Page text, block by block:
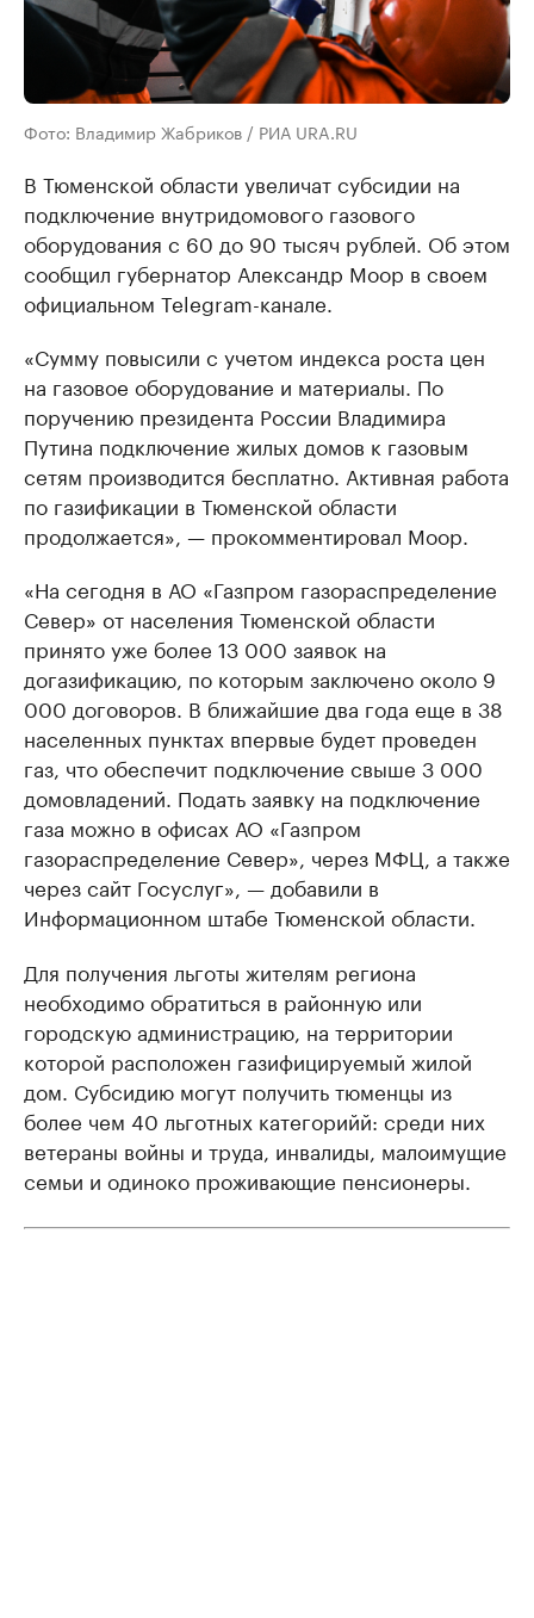
Фото: Владимир Жабриков / РИА URA.RU
В Тюменской области увеличат субсидии на
подключение внутридомового газового
оборудования с 60 до 90 тысяч рублей. Об этом
сообщил губернатор Александр Моор в своем
официальном Telegram-канале.
«Сумму повысили с учетом индекса роста цен
на газовое оборудование и материалы. По
поручению президента России Владимира
Путина подключение жилых домов к газовым
сетям производится бесплатно. Активная работа
по газификации в Тюменской области
продолжается», — прокомментировал Моор.
«На сегодня в АО «Газпром газораспределение
Север» от населения Тюменской области
принято уже более 13 000 заявок на
догазификацию, по которым заключено около 9
000 договоров. В ближайшие два года еще в 38
населенных пунктах впервые будет проведен
газ, что обеспечит подключение свыше 3 000
домовладений. Подать заявку на подключение
газа можно в офисах АО «Газпром
газораспределение Север», через МФЦ, а также
через сайт Госуслуг», — добавили в
Информационном штабе Тюменской области.
Для получения льготы жителям региона
необходимо обратиться в районную или
городскую администрацию, на территории
которой расположен газифицируемый жилой
дом. Субсидию могут получить тюменцы из
более чем 40 льготных категорийй: среди них
ветераны войны и труда, инвалиды, малоимущие
семьи и одиноко проживающие пенсионеры.